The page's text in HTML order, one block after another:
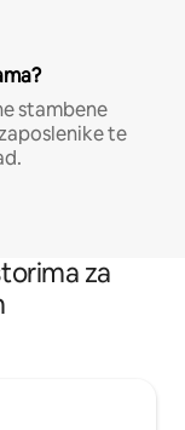
stambene
te
za